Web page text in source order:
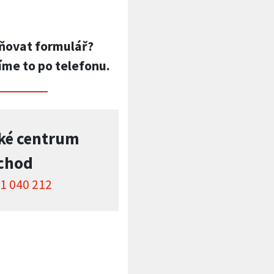
formulář?
to po telefonu.
centrum
040 212